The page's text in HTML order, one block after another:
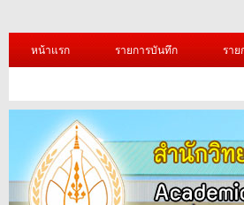
หน้าแรก รายการบันทึก ราย